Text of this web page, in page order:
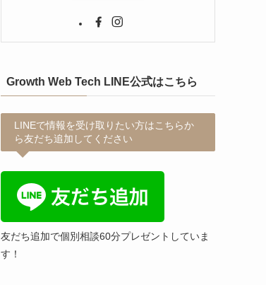
Growth Web Tech LINE公式はこちら
LINEで情報を受け取りたい方はこちらか
ら友だち追加してください
友だち追加で個別相談60分プレゼントしていま
す！